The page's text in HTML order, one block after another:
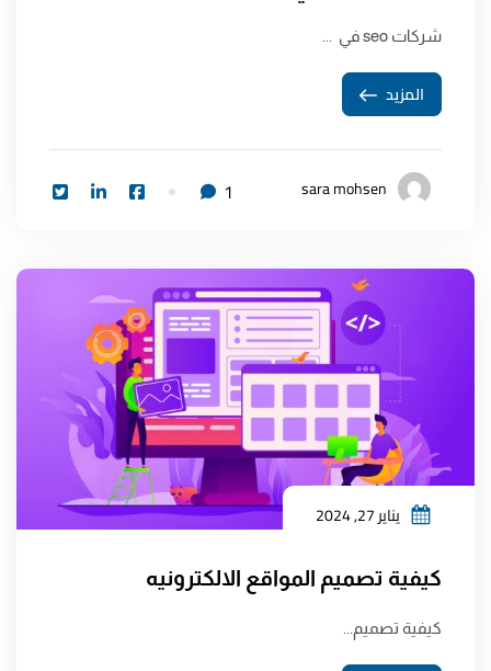
شركات seo في ...
المزيد
sara mohsen
1
يناير 27, 2024
كيفية تصميم المواقع الالكترونيه
كيفية تصميم...